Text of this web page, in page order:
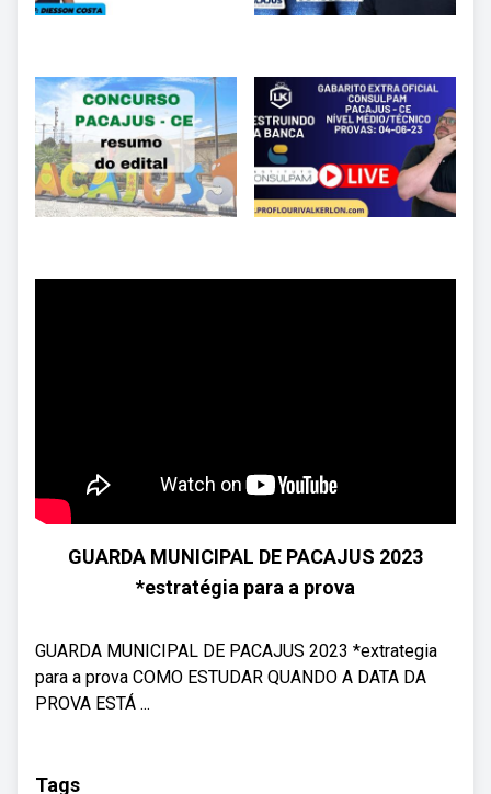
GUARDA MUNICIPAL DE PACAJUS 2023
*estratégia para a prova
GUARDA MUNICIPAL DE PACAJUS 2023 *extrategia
para a prova COMO ESTUDAR QUANDO A DATA DA
PROVA ESTÁ ...
Tags